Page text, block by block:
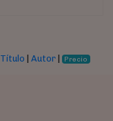
Título Autor| Precio